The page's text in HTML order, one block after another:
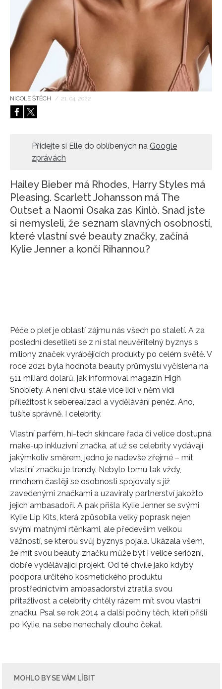
HOME
NICOLE ŠTĚCH / 21. 04. 2022
Přidejte si Elle do oblíbených na Google
zprávách
Hailey Bieber má Rhodes, Harry Styles má
Pleasing. Scarlett Johansson má The
Outset a Naomi Osaka zas Kinlò. Snad jste
si nemysleli, že seznam slavných osobností,
které vlastní své beauty značky, začíná
Kylie Jenner a končí Rihannou?
Péče o pleť je oblastí zájmu nás všech po staletí. A za
poslední desetiletí se z ní stal neuvěřitelný byznys s
miliony značek vyrábějících produkty po celém světě. V
roce 2021 byla hodnota beauty průmyslu vyčíslena na
511 miliard dolarů, jak informoval magazín High
Snobiety. A není divu, stále více lidí v něm vidí
příležitost k seberealizaci a vydělávání peněz. Ano,
tušíte správně. I celebrity.
Vlastní parfém, hi-tech skincare řada či velice dostupná
make-up inkluzivní značka, ať už se celebrity vydávají
jakýmkoliv směrem, jedno je nadevše zřejmé – mít
vlastní značku je trendy. Nebylo tomu tak vždy,
mnohem častěji se osobnosti spojovaly s již
zavedenými značkami a uzavíraly partnerství jakožto
jejich ambasadoři. A pak přišla Kylie Jenner se svými
Kylie Lip Kits, která způsobila velký poprask nejen
svými matnými rtěnkami, ale především velkou
vážností, se kterou svůj byznys pojala. Ukázala všem,
že mít svou beauty značku může být i velice seriózní,
dobře vydělávající projekt. Od té chvíle jako kdyby
podpora určitého kosmetického produktu
prostřednictvím ambasadorství ztratila svou
přitažlivost a celebrity chtěly rázem mít svou vlastní
značku. Psal se rok 2014 a další počiny těch, kteří přišli
po Kylie, na sebe nenechaly dlouho čekat.
MOHLO BY SE VÁM LÍBIT